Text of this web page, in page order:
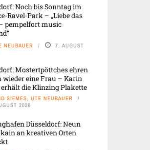
Noch bis Sonntag im
Ravel-Park – „Liebe das
pempelfort music
NEUBAUER 7. AUGUST
Mostertpöttches ehren
wieder eine Frau – Karin
die Klinzing Plakette
SIEMES, UTE NEUBAUER
2026
Düsseldorf: Neun
an kreativen Orten